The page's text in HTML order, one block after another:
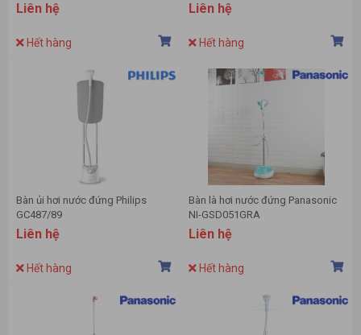
Liên hệ
Hết hàng
Liên hệ
Hết hàng
Bàn ủi hơi nước đứng Philips
GC487/89
Liên hệ
Hết hàng
Bàn là hơi nước đứng Panasonic
NI-GSD051GRA
Liên hệ
Hết hàng